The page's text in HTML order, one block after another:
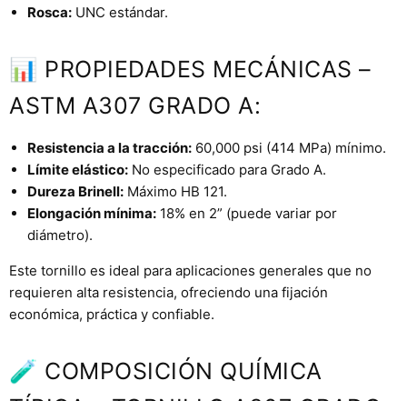
Rosca: UNC estándar.
📊 PROPIEDADES MECÁNICAS –
ASTM A307 GRADO A:
Resistencia a la tracción: 60,000 psi (414 MPa) mínimo.
Límite elástico: No especificado para Grado A.
Dureza Brinell: Máximo HB 121.
Elongación mínima: 18% en 2” (puede variar por
diámetro).
Este tornillo es ideal para aplicaciones generales que no
requieren alta resistencia, ofreciendo una fijación
económica, práctica y confiable.
🧪 COMPOSICIÓN QUÍMICA